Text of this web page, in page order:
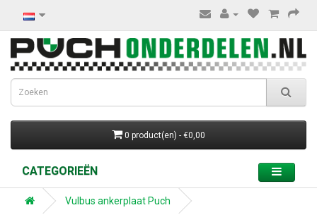
0 product(en) - €0,00
CATEGORIEËN
Vulbus ankerplaat Puch